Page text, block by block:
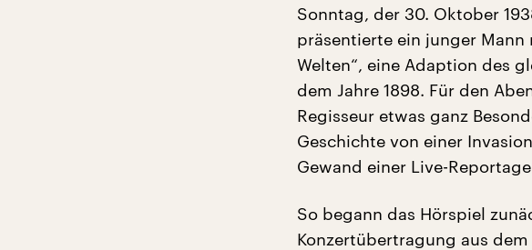
Sonntag, der 30. Oktober
präsentierte ein junger Mann
Welten“, eine Adaption des
dem Jahre 1898. Für den
Regisseur etwas ganz
Geschichte von einer
Gewand einer Live-
So begann das Hörspiel
Konzertübertragung aus